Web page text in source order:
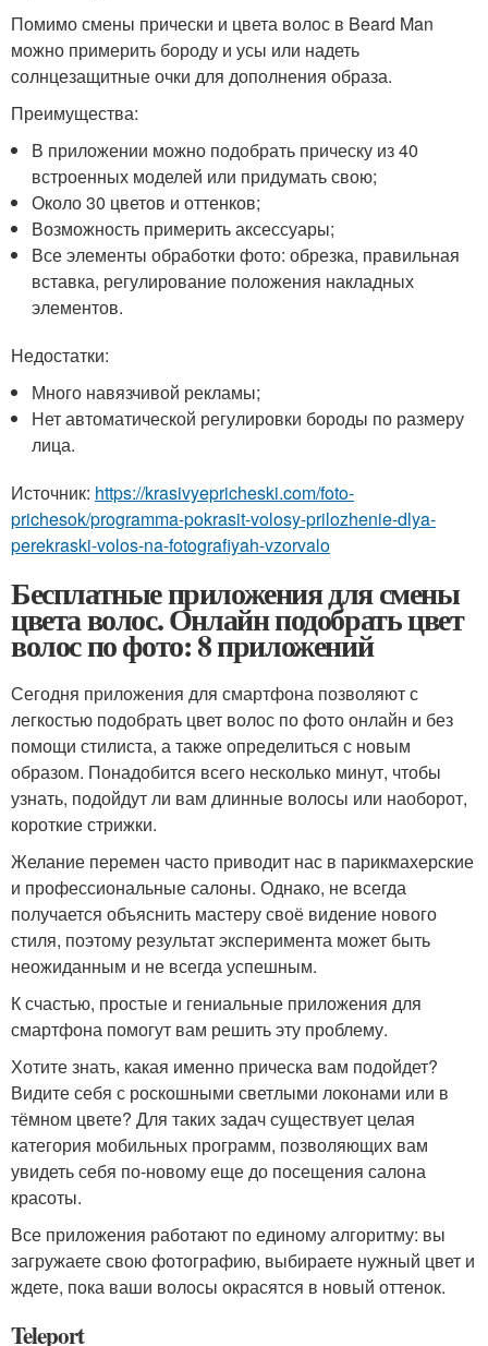
Помимо смены прически и цвета волос в Beard Man
можно примерить бороду и усы или надеть
солнцезащитные очки для дополнения образа.
Преимущества:
В приложении можно подобрать прическу из 40
встроенных моделей или придумать свою;
Около 30 цветов и оттенков;
Возможность примерить аксессуары;
Все элементы обработки фото: обрезка, правильная
вставка, регулирование положения накладных
элементов.
Недостатки:
Много навязчивой рекламы;
Нет автоматической регулировки бороды по размеру
лица.
Источник: https://krasivyepricheski.com/foto-
prichesok/programma-pokrasit-volosy-prilozhenie-dlya-
perekraski-volos-na-fotografiyah-vzorvalo
Бесплатные приложения для смены
цвета волос. Онлайн подобрать цвет
волос по фото: 8 приложений
Сегодня приложения для смартфона позволяют с
легкостью подобрать цвет волос по фото онлайн и без
помощи стилиста, а также определиться с новым
образом. Понадобится всего несколько минут, чтобы
узнать, подойдут ли вам длинные волосы или наоборот,
короткие стрижки.
Желание перемен часто приводит нас в парикмахерские
и профессиональные салоны. Однако, не всегда
получается объяснить мастеру своё видение нового
стиля, поэтому результат эксперимента может быть
неожиданным и не всегда успешным.
К счастью, простые и гениальные приложения для
смартфона помогут вам решить эту проблему.
Хотите знать, какая именно прическа вам подойдет?
Видите себя с роскошными светлыми локонами или в
тёмном цвете? Для таких задач существует целая
категория мобильных программ, позволяющих вам
увидеть себя по-новому еще до посещения салона
красоты.
Все приложения работают по единому алгоритму: вы
загружаете свою фотографию, выбираете нужный цвет и
ждете, пока ваши волосы окрасятся в новый оттенок.
Teleport